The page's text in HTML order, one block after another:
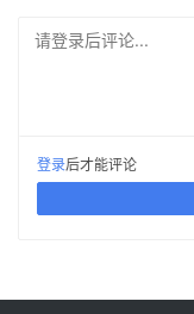
请登录后评论...
登录后才能评论